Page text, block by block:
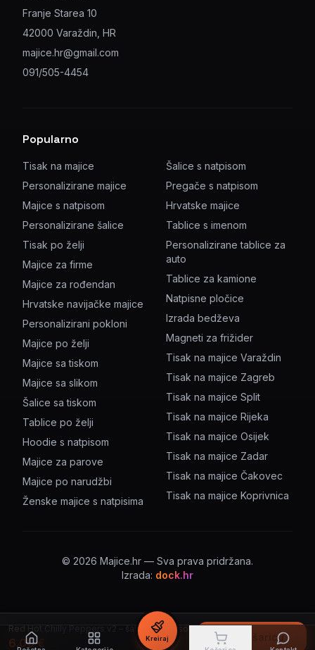
Red Hot Chilly Peppers v2 – šalica s natpisom
6.00€ U košaricu
Franje Starea 10
42000 Varaždin, HR
majice.hr@gmail.com
091/505-4454
Popularno
Tisak na majice
Personalizirane majice
Majice s natpisom
Personalizirane šalice
Tisak po želji
Majice za firme
Majice za rođendan
Hrvatske navijačke majice
Personalizirani pokloni
Majice po želji
Majice sa tiskom
Majice sa slikom
Šalice sa tiskom
Tablice po želji
Hoodie s natpisom
Majice za parove
Majice po narudžbi
Ženske majice s natpisima
Šalice s natpisom
Pregače s natpisom
Hrvatske majice
Tablice s imenom
Personalizirane tablice za
auto
Tablice za kamione
Natpisne pločice
Izrada bedževa
Magneti za frižider
Tisak na majice Varaždin
Tisak na majice Zagreb
Tisak na majice Split
Tisak na majice Rijeka
Tisak na majice Osijek
Tisak na majice Zadar
Tisak na majice Čakovec
Tisak na majice Koprivnica
© 2026 Majice.hr — Sva prava pridržana.
Izrada: dock.hr
Kreiraj